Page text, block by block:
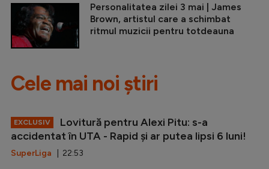
Personalitatea zilei 3 mai | James
Brown, artistul care a schimbat
ritmul muzicii pentru totdeauna
Cele mai noi știri
EXCLUSIV
Lovitură pentru Alexi Pitu: s-a
accidentat în UTA - Rapid și ar putea lipsi 6 luni!
SuperLiga | 22:53